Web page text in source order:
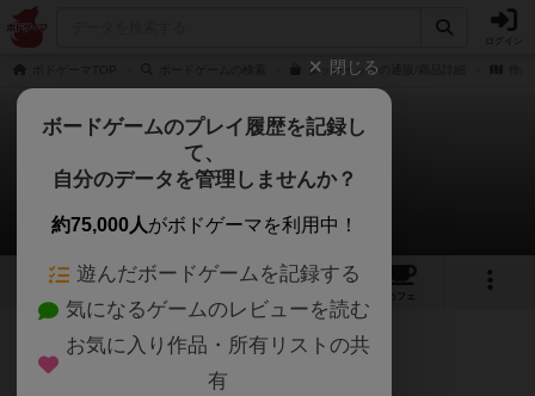
タッチイットの通販/商品詳細
タッチイット
レモネードさんのレビュー
2 2
カフェ
150名 1名 0 2ヶ月前
レーティングが非公開に設定されたユーザー
閉じる
ボードゲームのプレイ履歴を記録し
て、
自分のデータを管理しませんか？
約75,000人がボドゲーマを利用中！
遊んだボードゲームを記録する
気になるゲームのレビューを読む
お気に入り作品・所有リストの共
有